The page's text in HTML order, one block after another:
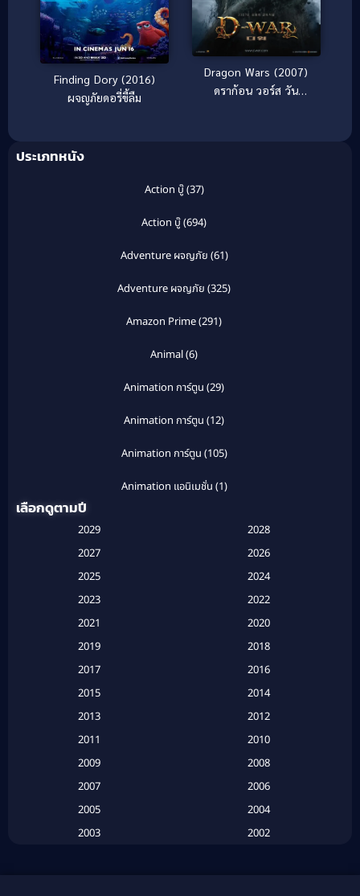
Finding Dory (2016)
ผจญภัยดอรี่ขี้ลืม
Dragon Wars (2007)
ดราก้อน วอร์ส วัน
ประเภทหนัง
Action บู๊(37)
Action บู๊(694)
Adventure ผจญภัย (61)
Adventure ผจญภัย (325)
Amazon Prime(291)
Animal(6)
Animation การ์ตูน (29)
Animation การ์ตูน (12)
Animation การ์ตูน (105)
Animation แอนิเมชั่น (1)
Based on a True Story สร้างจากเรื่องจริง(2)
Based on a True Story เรื่องจริง (20)
เลือกดูตามปี
2029
2028
2027
2026
2025
2024
2023
2022
2021
2020
2019
2018
2017
2016
2015
2014
2013
2012
2011
2010
2009
2008
2007
2006
2005
2004
2003
2002